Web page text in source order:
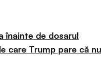
înainte de dosarul
care Trump pare că nu